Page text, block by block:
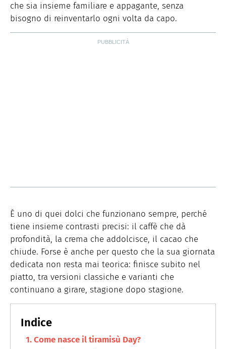
che sia insieme familiare e appagante, senza
bisogno di reinventarlo ogni volta da capo.
È uno di quei dolci che funzionano sempre, perché
tiene insieme contrasti precisi: il caffè che dà
profondità, la crema che addolcisce, il cacao che
chiude. Forse è anche per questo che la sua giornata
dedicata non resta mai teorica: finisce subito nel
piatto, tra versioni classiche e varianti che
continuano a girare, stagione dopo stagione.
Come nasce il tiramisù Day?